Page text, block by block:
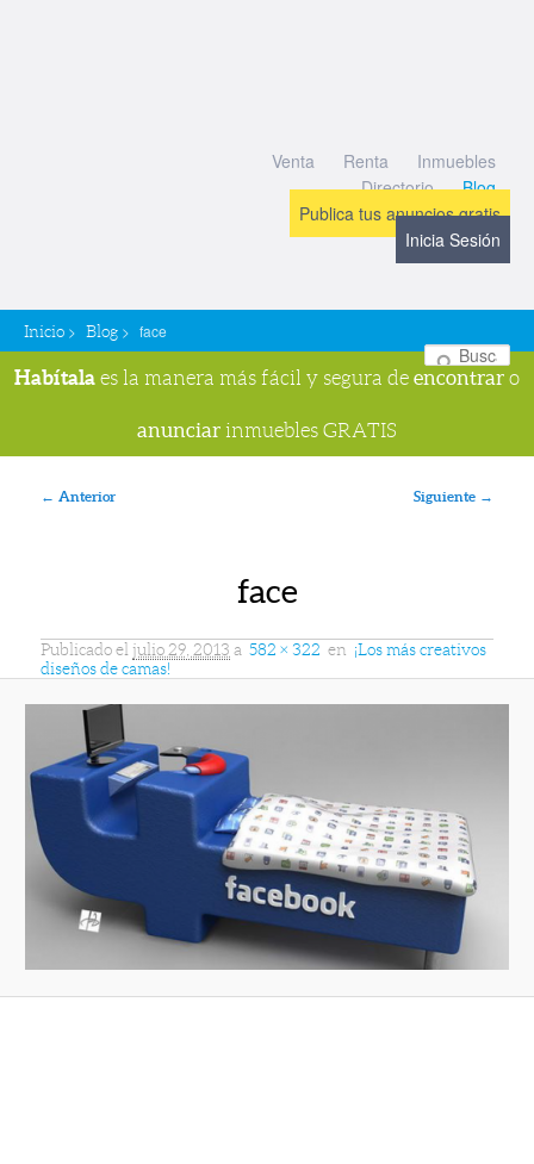
Venta Renta
Inmuebles
Directorio
Blog
Publica tus anuncios gratis
Inicia Sesión
Inicio > Blog > face
Habítala es la manera más fácil y segura de encontrar o
anunciar inmuebles GRATIS
Navegador de imágenes
← Anterior Siguiente →
face
Publicado el julio 29, 2013 a 582 × 322 en ¡Los más creativos
diseños de camas!